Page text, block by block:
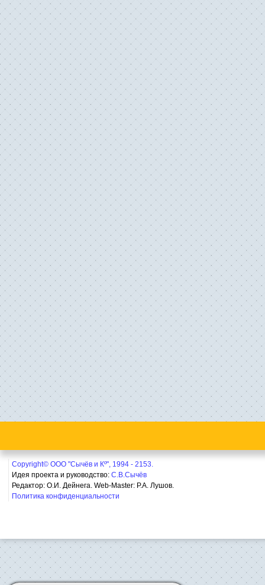
Copyright© ООО "Сычёв и Кº", 1994 - 2153.
Идея проекта и руководство: С.В.Сычёв
Редактор: О.И. Дейнега. Web-Master: Р.А. Лушов.
Политика конфиденциальности